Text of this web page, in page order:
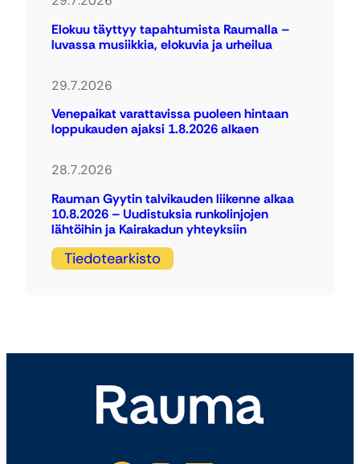
Elokuu täyttyy tapahtumista Raumalla –
luvassa musiikkia, elokuvia ja urheilua
29.7.2026
Venepaikat varattavissa puoleen hintaan
loppukauden ajaksi 1.8.2026 alkaen
28.7.2026
Rauman Gyytin talvikauden liikenne alkaa
10.8.2026 – Uudistuksia runkolinjojen
lähtöihin ja Kairakadun yhteyksiin
Tiedotearkisto